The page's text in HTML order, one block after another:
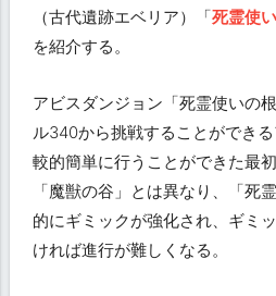
（古代遺跡エベリア）「死霊使
を紹介する。
アビスダンジョン「死霊使いの
ル340から挑戦することができ
較的簡単に行うことができた最
「魔獣の谷」とは異なり、「死
的にギミックが強化され、ギミ
ければ進行が難しくなる。